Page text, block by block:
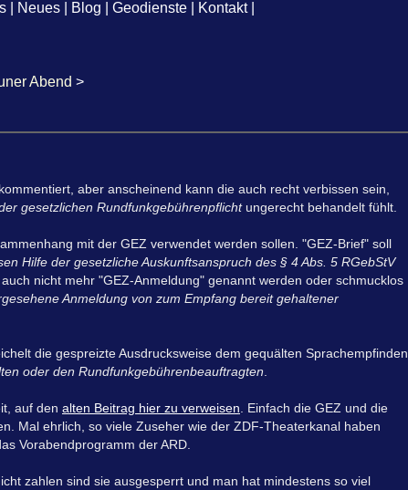
Neues Blog Geodienste Kontakt|
Abend >
aber anscheinend kann die auch recht verbissen sein,
gesetzlichen Rundfunkgebührenpflichtungerecht behandelt fühlt.
mit der GEZ verwendet werden sollen. "GEZ-Brief" soll
Hilfe der gesetzliche Auskunftsanspruch des § 4 Abs. 5 RGebStV
nicht mehr "GEZ-Anmeldung" genannt werden oder schmucklos
Anmeldung von zum Empfang bereit gehaltener
die gespreizte Ausdrucksweise dem gequälten Sprachempfinden
oder den Rundfunkgebührenbeauftragten
auf den alten Beitrag hier zu verweisen . Einfach die GEZ und die
Mal ehrlich, so viele Zuseher wie der ZDF-Theaterkanal haben
Vorabendprogramm der ARD.
zahlen sind sie ausgesperrt und man hat mindestens so viel